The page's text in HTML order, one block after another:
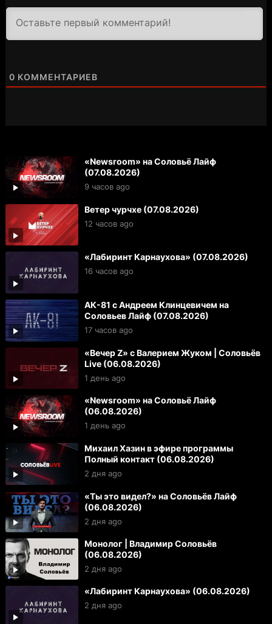
0 КОММЕНТАРИЕВ
«Newsroom» на Соловьё Лайф
(07.08.2026)
9 часов ago
Ветер чурчхе (07.08.2026)
12 часов ago
«Лабиринт Карнаухова» (07.08.2026)
16 часов ago
АК-81 с Андреем Клинцевичем на
Соловьев Лайф (07.08.2026)
17 часов ago
«Вечер Z» с Валерием Жуком | Соловьёв
Live (06.08.2026)
1 день ago
«Newsroom» на Соловьё Лайф
(06.08.2026)
1 день ago
Михаил Хазин в эфире программы
Полный контакт (06.08.2026)
2 дня ago
«Ты это видел?» на Соловьёв Лайф
(06.08.2026)
2 дня ago
Монолог | Владимир Соловьёв
(06.08.2026)
2 дня ago
«Лабиринт Карнаухова» (06.08.2026)
2 дня ago